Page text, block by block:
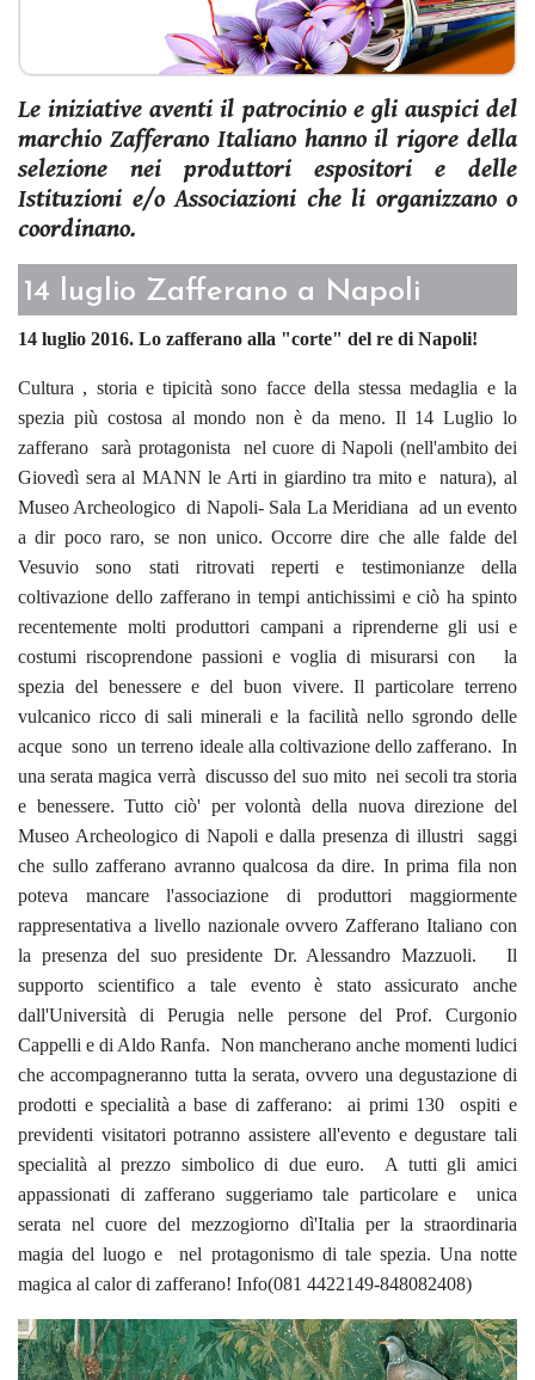
Le iniziative aventi il patrocinio e gli auspici del
marchio Zafferano Italianohanno il rigore della
selezione nei produttori espositori e delle
Istituzioni e/o Associazioni che li organizzano o
coordinano.
14 luglio Zafferano a Napoli
14 luglio 2016. Lo zafferano alla "corte" del re di Napoli!
Cultura , storia e tipicità sono facce della stessa medaglia e la
spezia più costosa al mondo non è da meno. Il 14 Luglio lo
zafferano sarà protagonista nel cuore di Napoli (nell'ambito dei
Giovedì sera al MANN le Arti in giardino tra mito e natura), al
Museo Archeologico di Napoli- Sala La Meridiana ad un evento
a dir poco raro, se non unico. Occorre dire che alle falde del
Vesuvio sono stati ritrovati reperti e testimonianze della
coltivazione dello zafferano in tempi antichissimi e ciò ha spinto
recentemente molti produttori campani a riprenderne gli usi e
costumi riscoprendone passioni e voglia di misurarsi con la
spezia del benessere e del buon vivere. Il particolare terreno
vulcanico ricco di sali minerali e la facilità nello sgrondo delle
acque sono un terreno ideale alla coltivazione dello zafferano. In
una serata magica verrà discusso del suo mito nei secoli tra storia
e benessere. Tutto ciò' per volontà della nuova direzione del
Museo Archeologico di Napoli e dalla presenza di illustri saggi
che sullo zafferano avranno qualcosa da dire. In prima fila non
poteva mancare l'associazione di produttori maggiormente
rappresentativa a livello nazionale ovvero Zafferano Italiano con
la presenza del suo presidente Dr. Alessandro Mazzuoli. Il
supporto scientifico a tale evento è stato assicurato anche
dall'Università di Perugia nelle persone del Prof. Curgonio
Cappelli e di Aldo Ranfa. Non mancherano anche momenti ludici
che accompagneranno tutta la serata, ovvero una degustazione di
prodotti e specialità a base di zafferano: ai primi 130 ospiti e
previdenti visitatori potranno assistere all'evento e degustare tali
specialità al prezzo simbolico di due euro. A tutti gli amici
appassionati di zafferano suggeriamo tale particolare e unica
serata nel cuore del mezzogiorno dì'Italia per la straordinaria
magia del luogo e nel protagonismo di tale spezia. Una notte
magica al calor di zafferano! Info(081 4422149-848082408)